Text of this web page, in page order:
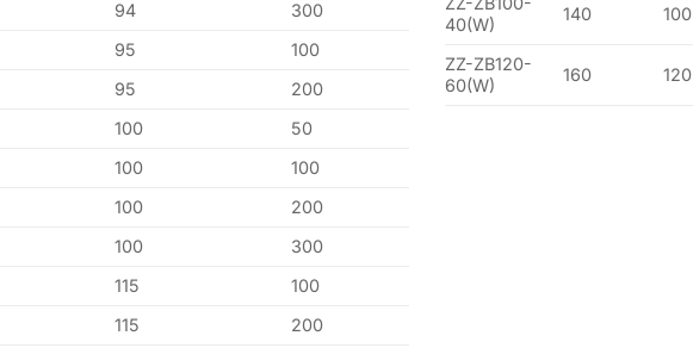
94
300
95
100
95
200
100
50
100
100
100
200
100
300
115
100
115
200
40(W)
140 100
ZZ-ZB120-
60(W)
160 120